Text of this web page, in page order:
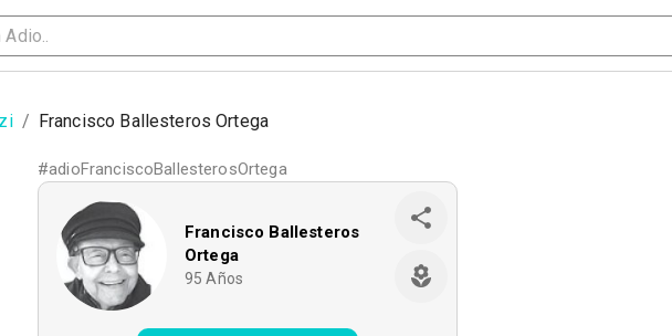
/ Francisco Ballesteros Ortega
#adioFranciscoBallesterosOrtega
Francisco Ballesteros
Ortega
95 Años